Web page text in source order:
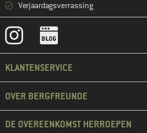
Verjaardagsverrassing
KLANTENSERVICE
OVER BERGFREUNDE
DE OVEREENKOMST HERROEPEN